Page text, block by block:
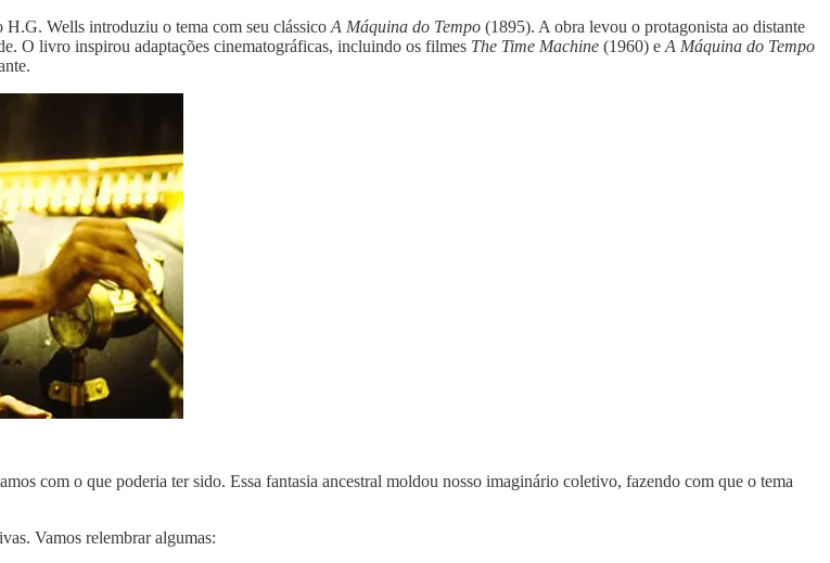
Wells introduziu o tema com seu clássico A Máquina do Tempo (1895). A obra levou o protagonista ao distante
O livro inspirou adaptações cinematográficas, incluindo os filmes The Time Machine (1960) e A Máquina do Tempo
com o que poderia ter sido. Essa fantasia ancestral moldou nosso imaginário coletivo, fazendo com que o tema
Vamos relembrar algumas: